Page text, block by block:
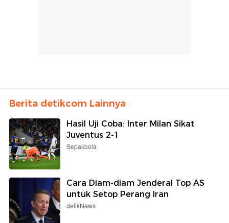
Berita detikcom Lainnya
Hasil Uji Coba: Inter Milan Sikat
Juventus 2-1
Sepakbola
Cara Diam-diam Jenderal Top AS
untuk Setop Perang Iran
detikNews